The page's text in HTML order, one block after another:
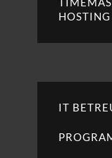
HOSTING
IT